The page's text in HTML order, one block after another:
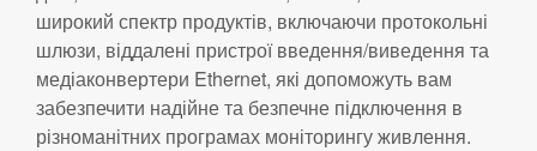
широкий спектр продуктів, включаючи протокольні
шлюзи, віддалені пристрої введення/виведення та
медіаконвертери Ethernet, які допоможуть вам
забезпечити надійне та безпечне підключення в
різноманітних програмах моніторингу живлення.